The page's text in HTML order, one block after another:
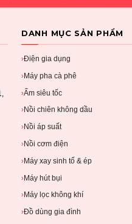
DANH MỤC SẢN PHẨM
›Điện gia dụng
›Máy pha cà phê
›Ấm siêu tốc
› Nồi chiên không dầu
› Nồi áp suất
› Nồi cơm điện
›Máy xay sinh tố & ép
›Máy hút bụi
› Máy lọc không khí
›Đồ dùng gia đình